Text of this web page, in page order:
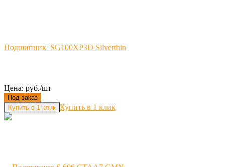
Подшипник SG100XP3D Silverthin
Цена: руб./шт
Под заказ
Купить в 1 клик